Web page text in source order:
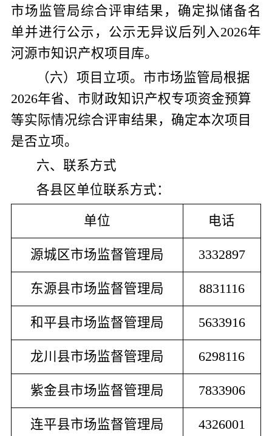
市场监管局综合评审结果，确定拟储备名
单并进行公示，公示无异议后列入 2026年
河源市知识产权项目 库。
（六）项目立项。市市场监管局根据
2026年省、市财政知识产权专项资金预算
等实际情况综合评审结果，确定本次项目
是否立项。
六、联系方式
各县区单位联系方式：
单位 电话
源城区市场监督管理局 3332897
东源县市场监督管理局 8831116
和平县市场监督管理局 5633916
龙川 县市场监督管理局 6298116
紫金县市场监督管理局 7833906
连平县市场监督管理局 4326001